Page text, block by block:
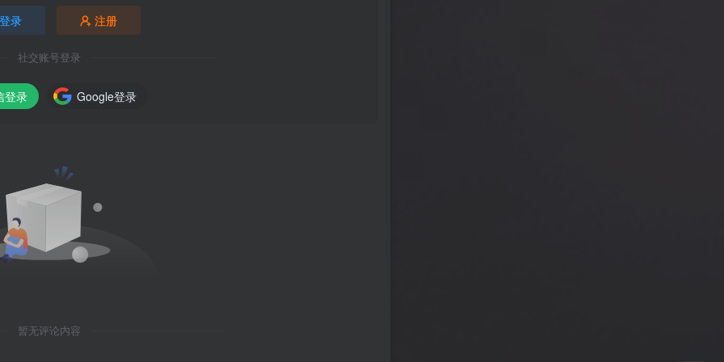
登录 注册
社交账号登录
登录 Google登录
暂无评论内容